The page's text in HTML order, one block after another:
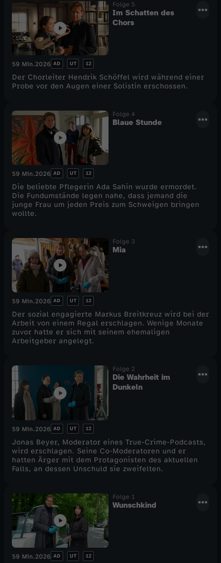
Folge 5
Im Schatten des
Chors
59 Min.2026 AD UT 12
Der Chorleiter Hendrik Schöffel wird während einer
Probe vor den Augen einer Solistin erschossen.
Folge 4
Blaue Stunde
59 Min.2026 AD UT 12
Die beliebte Pflegerin Ada Sahin wurde ermordet.
Die Fundumstände legen nahe, dass jemand die
junge Frau um jeden Preis zum Schweigen bringen
wollte.
Folge 3
Mia
59 Min.2026 AD UT 12
Der sozial engagierte Markus Breitkreuz wird bei der
Arbeit von einem Regal erschlagen. Wenige Monate
zuvor hatte er sich mit seinem ehemaligen
Arbeitgeber angelegt.
Folge 2
Die Wahrheit im
Dunkeln
59 Min.2026 AD UT 12
Jonas Beyer, Moderator eines True-Crime-Podcasts,
wird erschlagen. Seine Co-Moderatoren und er
hatten Ärger mit dem Protagonisten des aktuellen
Falls, an dessen Unschuld sie zweifelten.
Folge 1
Wunschkind
59 Min.2026 AD UT 12